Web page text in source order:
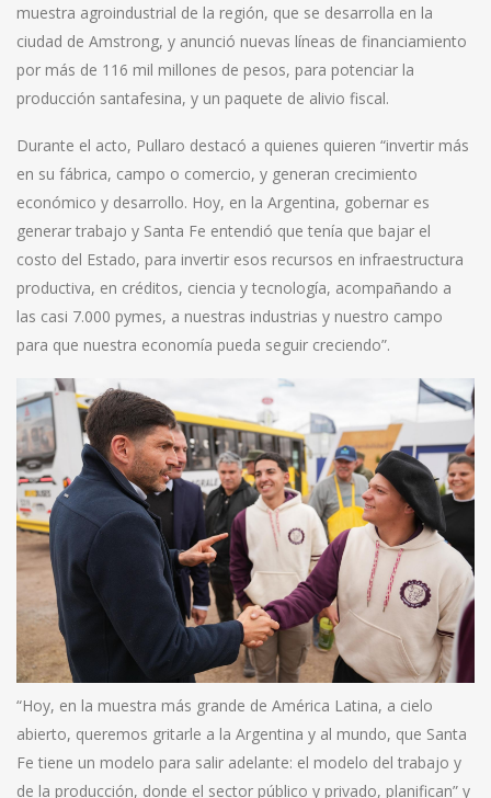
muestra agroindustrial de la región, que se desarrolla en la
ciudad de Amstrong, y anunció nuevas líneas de financiamiento
por más de 116 mil millones de pesos, para potenciar la
producción santafesina, y un paquete de alivio fiscal.
Durante el acto, Pullaro destacó a quienes quieren “invertir más
en su fábrica, campo o comercio, y generan crecimiento
económico y desarrollo. Hoy, en la Argentina, gobernar es
generar trabajo y Santa Fe entendió que tenía que bajar el
costo del Estado, para invertir esos recursos en infraestructura
productiva, en créditos, ciencia y tecnología, acompañando a
las casi 7.000 pymes, a nuestras industrias y nuestro campo
para que nuestra economía pueda seguir creciendo”.
“Hoy, en la muestra más grande de América Latina, a cielo
abierto, queremos gritarle a la Argentina y al mundo, que Santa
Fe tiene un modelo para salir adelante: el modelo del trabajo y
de la producción, donde el sector público y privado, planifican” y